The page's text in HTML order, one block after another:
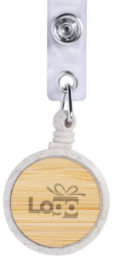
veiligheid